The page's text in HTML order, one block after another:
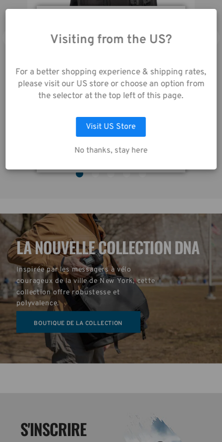
S'INSCRIRE
LA NOUVELLE COLLECTION DNA
Inspirée par les messagers à vélo
courageux de la ville de New York, cette
collection offre robustesse et
polyvalence.
BOUTIQUE DE LA COLLECTION
web, vous acceptez la
collecte de données
notreAvis de
Confidentialité.
LAISSEZ MOI CHOISIR
ACCEPTER TOUS LES COOKIES
Visiting from the US?
For a better shopping experience & shipping rates,
please visit our US store or choose an option from
the selector at the top left of this page.
Visit US Store
No thanks, stay here